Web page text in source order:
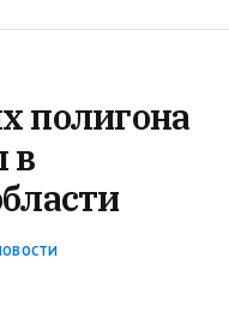
полигона
в